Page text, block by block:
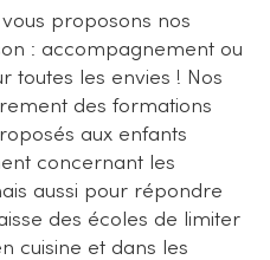
proposons nos
: accompagnement ou
toutes les envies ! Nos
des formations
aux enfants
concernant les
aussi pour répondre
des écoles de limiter
cuisine et dans les